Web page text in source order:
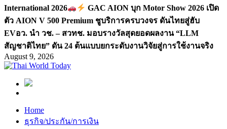
International 2026
GAC AION บุก Motor Show 2026 เปิด
ตัว AION V 500 Premium ชูบริการครบวงจร ดันไทยสู่ฮับ
EVอว. นำ วช. – สวทช. มอบรางวัลสุดยอดผลงาน “LLM
สัญชาติไทย” ดัน 24 ต้นแบบยกระดับงานวิจัยสู่การใช้งานจริง
August 9, 2026
Home
ธุรกิจ/ประกัน/การเงิน